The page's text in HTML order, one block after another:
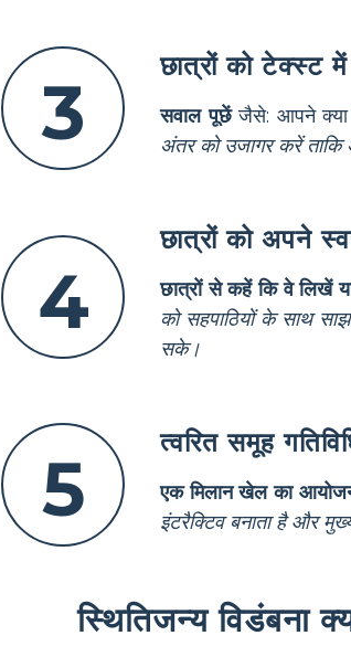
3
छात्रों को टेक्स्ट
सवाल पूछेंजैसे: आपने क्या
अंतर को उजागर करें
4
छात्रों को अपने
छात्रों से कहें कि वे लिखें
को सहपाठियों के साथ
सके।
5
त्वरित समूह
एक मिलान खेल का
इंटरैक्टिव बनाता है और
स्थितिजन्य विडंबना